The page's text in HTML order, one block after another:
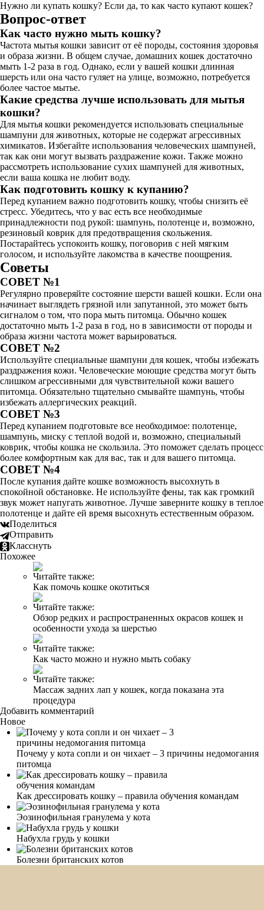
Нужно ли купать кошку? Если да, то как часто купают кошек?
Вопрос-ответ
Как часто нужно мыть кошку?
Частота мытья кошки зависит от её породы, состояния здоровья
и образа жизни. В общем случае, домашних кошек достаточно
мыть 1-2 раза в год. Однако, если у вашей кошки длинная
шерсть или она часто гуляет на улице, возможно, потребуется
более частое мытье.
Какие средства лучше использовать для мытья
кошки?
Для мытья кошки рекомендуется использовать специальные
шампуни для животных, которые не содержат агрессивных
химикатов. Избегайте использования человеческих шампуней,
так как они могут вызвать раздражение кожи. Также можно
рассмотреть использование сухих шампуней для животных,
если ваша кошка не любит воду.
Как подготовить кошку к купанию?
Перед купанием важно подготовить кошку, чтобы снизить её
стресс. Убедитесь, что у вас есть все необходимые
принадлежности под рукой: шампунь, полотенце и, возможно,
резиновый коврик для предотвращения скольжения.
Постарайтесь успокоить кошку, поговорив с ней мягким
голосом, и используйте лакомства в качестве поощрения.
Советы
СОВЕТ №1
Регулярно проверяйте состояние шерсти вашей кошки. Если она
начинает выглядеть грязной или запутанной, это может быть
сигналом о том, что пора мыть питомца. Обычно кошек
достаточно мыть 1-2 раза в год, но в зависимости от породы и
образа жизни частота может варьироваться.
СОВЕТ №2
Используйте специальные шампуни для кошек, чтобы избежать
раздражения кожи. Человеческие моющие средства могут быть
слишком агрессивными для чувствительной кожи вашего
питомца. Обязательно тщательно смывайте шампунь, чтобы
избежать аллергических реакций.
СОВЕТ №3
Перед купанием подготовьте все необходимое: полотенце,
шампунь, миску с теплой водой и, возможно, специальный
коврик, чтобы кошка не скользила. Это поможет сделать процесс
более комфортным как для вас, так и для вашего питомца.
СОВЕТ №4
После купания дайте кошке возможность высохнуть в
спокойной обстановке. Не используйте фены, так как громкий
звук может напугать животное. Лучше заверните кошку в теплое
полотенце и дайте ей время высохнуть естественным образом.
Поделиться
Отправить
Класснуть
Похожее
Читайте также:
Как помочь кошке окотиться
Читайте также:
Обзор редких и распространенных окрасов кошек и
особенности ухода за шерстью
Читайте также:
Как часто можно и нужно мыть собаку
Читайте также:
Массаж задних лап у кошек, когда показана эта
процедура
Добавить комментарий
Новое
Почему у кота сопли и он чихает – 3 причины недомогания
питомца
Как дрессировать кошку – правила обучения командам
Эозинофильная гранулема у кота
Набухла грудь у кошки
Болезни британских котов